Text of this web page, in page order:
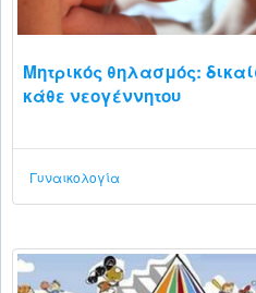
Μητρικός θηλασμός:
κάθε νεογέννητου
Γυναικολογία